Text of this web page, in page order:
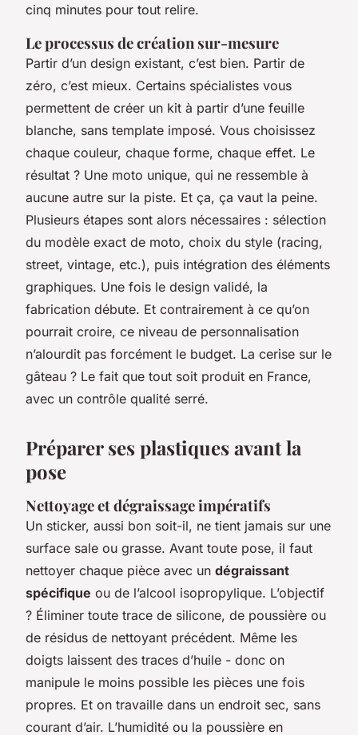
cinq minutes pour tout relire.
Le processus de création sur-mesure
Partir d’un design existant, c’est bien. Partir de
zéro, c’est mieux. Certains spécialistes vous
permettent de créer un kit à partir d’une feuille
blanche, sans template imposé. Vous choisissez
chaque couleur, chaque forme, chaque effet. Le
résultat ? Une moto unique, qui ne ressemble à
aucune autre sur la piste. Et ça, ça vaut la peine.
Plusieurs étapes sont alors nécessaires : sélection
du modèle exact de moto, choix du style (racing,
street, vintage, etc.), puis intégration des éléments
graphiques. Une fois le design validé, la
fabrication débute. Et contrairement à ce qu’on
pourrait croire, ce niveau de personnalisation
n’alourdit pas forcément le budget. La cerise sur le
gâteau ? Le fait que tout soit produit en France,
avec un contrôle qualité serré.
Préparer ses plastiques avant la
pose
Nettoyage et dégraissage impératifs
Un sticker, aussi bon soit-il, ne tient jamais sur une
surface sale ou grasse. Avant toute pose, il faut
nettoyer chaque pièce avec un dégraissant
spécifique ou de l’alcool isopropylique. L’objectif
? Éliminer toute trace de silicone, de poussière ou
de résidus de nettoyant précédent. Même les
doigts laissent des traces d’huile - donc on
manipule le moins possible les pièces une fois
propres. Et on travaille dans un endroit sec, sans
courant d’air. L’humidité ou la poussière en